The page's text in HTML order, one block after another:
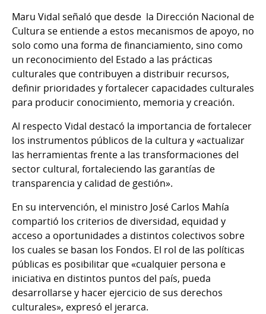
Maru Vidal señaló que desde la Dirección Nacional de
Cultura se entiende a estos mecanismos de apoyo, no
solo como una forma de financiamiento, sino como
un reconocimiento del Estado a las prácticas
culturales que contribuyen a distribuir recursos,
definir prioridades y fortalecer capacidades culturales
para producir conocimiento, memoria y creación.
Al respecto Vidal destacó la importancia de fortalecer
los instrumentos públicos de la cultura y «actualizar
las herramientas frente a las transformaciones del
sector cultural, fortaleciendo las garantías de
transparencia y calidad de gestión».
En su intervención, el ministro José Carlos Mahía
compartió los criterios de diversidad, equidad y
acceso a oportunidades a distintos colectivos sobre
los cuales se basan los Fondos. El rol de las políticas
públicas es posibilitar que «cualquier persona e
iniciativa en distintos puntos del país, pueda
desarrollarse y hacer ejercicio de sus derechos
culturales», expresó el jerarca.